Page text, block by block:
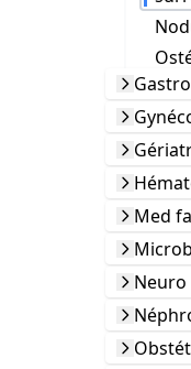
Gastro
Med
Neuro